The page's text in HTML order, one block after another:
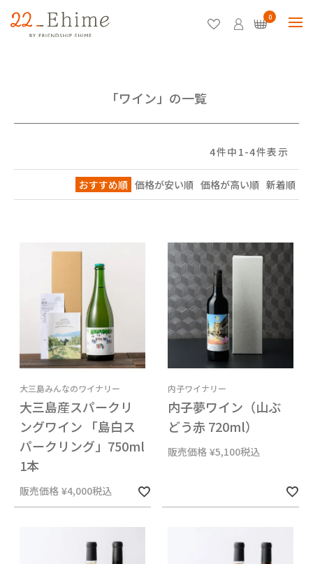
0
「ワイン」の一覧
おすすめ順 価格が安い順 価格が高い順 新着順
4件中 1-4件表示
大三島みんなのワイナリー
大三島産スパークリ
ングワイン 「島白ス
パークリング」750ml
1本
販売価格 ¥4,000税込
内子ワイナリー
内子夢ワイン（山ぶ
どう赤 720ml）
販売価格 ¥5,100税込